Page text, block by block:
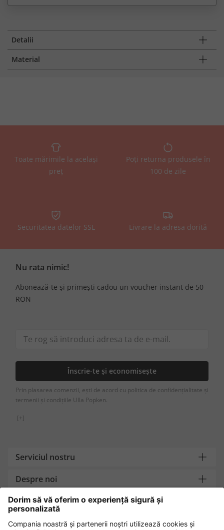
Detalii
Material
Toate mărimile la același
preț
Poți returna produsele în
100 de zile
Securitatea datelor SSL Livrare la adresa dorită
Nu rata nimic!
Abonează-te și primești cadou un voucher instant de 50
RON
Înscrie-te și economisește
Prin plasarea comenzii, ești de acord cu politica de confidențialitate și
termenii și condițiile Ulla Popken.
[+]
Serviciul nostru
Despre noi
Contact
Metode de plată